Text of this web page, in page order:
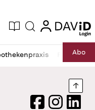
Ausgabe
Suche login
login
RechtAbo
FacebookInstagram